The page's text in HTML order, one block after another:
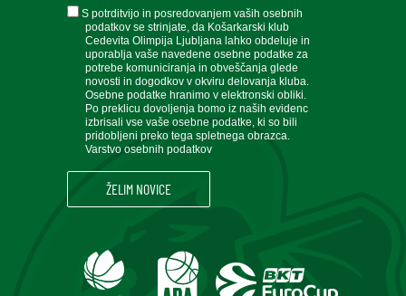
soglasje
S potrditvijo in posredovanjem vaših osebnih
podatkov se strinjate, da Košarkarski klub
Cedevita Olimpija Ljubljana lahko obdeluje in
uporablja vaše navedene osebne podatke za
potrebe komuniciranja in obveščanja glede
novosti in dogodkov v okviru delovanja kluba.
Osebne podatke hranimo v elektronski obliki.
Po preklicu dovoljenja bomo iz naših evidenc
izbrisali vse vaše osebne podatke, ki so bili
pridobljeni preko tega spletnega obrazca.
Varstvo osebnih podatkov